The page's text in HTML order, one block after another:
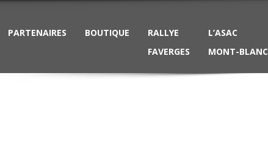
PARTENAIRES BOUTIQUE
RALLYE
FAVERGES
L’ASAC
MONT-BLANC